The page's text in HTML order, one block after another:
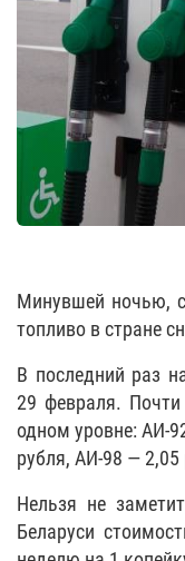
Минувшей ночью,
топливо в стране
В последний раз
29 февраля.
одном уровне: АИ-
рубля, АИ-98 —
Нельзя не
Беларуси